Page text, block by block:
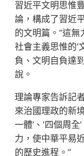
習近平文明思惟
論，構成了習近
的文明篇。“這
社會主義思惟的‘
負、文明自負達
說。
理論專家告訴記
來治國理政的新
一體’、‘四個周
力，使中華平易
的歷史進程。”